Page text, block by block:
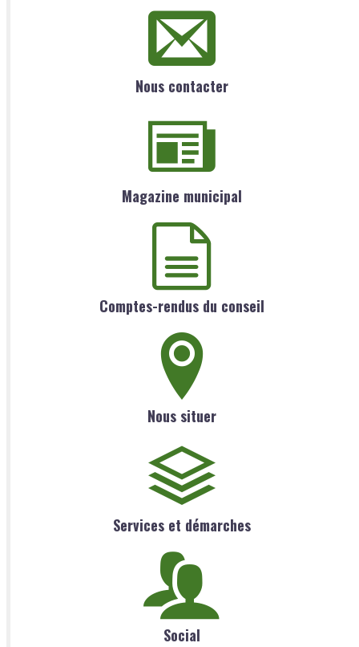
Nous contacter
Magazine municipal
Comptes-rendus du conseil
Nous situer
Services et démarches
Social